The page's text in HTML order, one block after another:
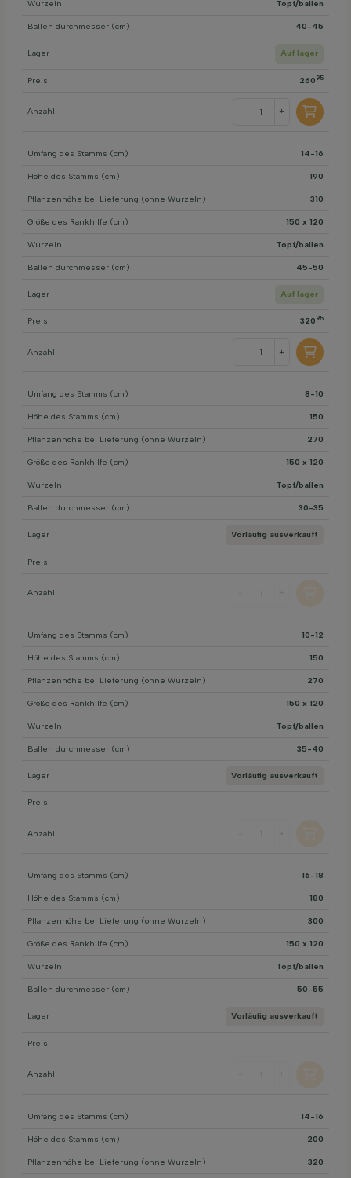
Wurzeln Topf/ballen
Ballen durchmesser (cm) 40-45
Lager Auf lager
Preis 260 95
Anzahl - +
Umfang des Stamms (cm) 14-16
Höhe des Stamms (cm) 190
Pflanzenhöhe bei Lieferung (ohne Wurzeln) 310
Größe des Rankhilfe (cm) 150 x 120
Wurzeln Topf/ballen
Ballen durchmesser (cm) 45-50
Lager Auf lager
Preis 320 95
Anzahl - +
Umfang des Stamms (cm) 8-10
Höhe des Stamms (cm) 150
Pflanzenhöhe bei Lieferung (ohne Wurzeln) 270
Größe des Rankhilfe (cm) 150 x 120
Wurzeln Topf/ballen
Ballen durchmesser (cm) 30-35
Lager Vorläufig ausverkauft
Preis
Anzahl
Umfang des Stamms (cm) 10-12
Höhe des Stamms (cm) 150
Pflanzenhöhe bei Lieferung (ohne Wurzeln) 270
Größe des Rankhilfe (cm) 150 x 120
Wurzeln Topf/ballen
Ballen durchmesser (cm) 35-40
Lager Vorläufig ausverkauft
Preis
Anzahl
Umfang des Stamms (cm) 16-18
Höhe des Stamms (cm) 180
Pflanzenhöhe bei Lieferung (ohne Wurzeln) 300
Größe des Rankhilfe (cm) 150 x 120
Wurzeln Topf/ballen
Ballen durchmesser (cm) 50-55
Lager Vorläufig ausverkauft
Preis
Anzahl
Umfang des Stamms (cm) 14-16
Höhe des Stamms (cm) 200
Pflanzenhöhe bei Lieferung (ohne Wurzeln) 320